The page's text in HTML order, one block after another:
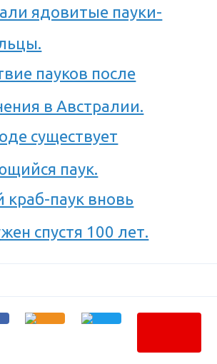
ядовитые пауки-
пауков после
в Австралии.
существует
паук.
краб-паук вновь
спустя 100 лет.